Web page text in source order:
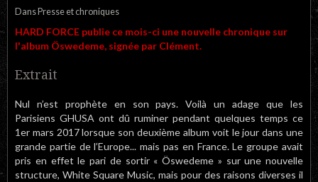
Dans Presse et chroniques
HARD FORCE publie ce mois-ci une nouvelle chronique sur
l'album Öswedeme, signée par Clément.
Extrait
Nul n’est prophète en son pays. Voilà un adage que les
Parisiens GHUSA ont dû ruminer pendant quelques temps ce
1er mars 2017 lorsque son deuxième album voit le jour dans une
grande partie de l’Europe... mais pas en France. Le groupe avait
pris en effet le pari de sortir « Öswedeme » sur une nouvelle
structure, White Square Music, mais pour des raisons diverses il